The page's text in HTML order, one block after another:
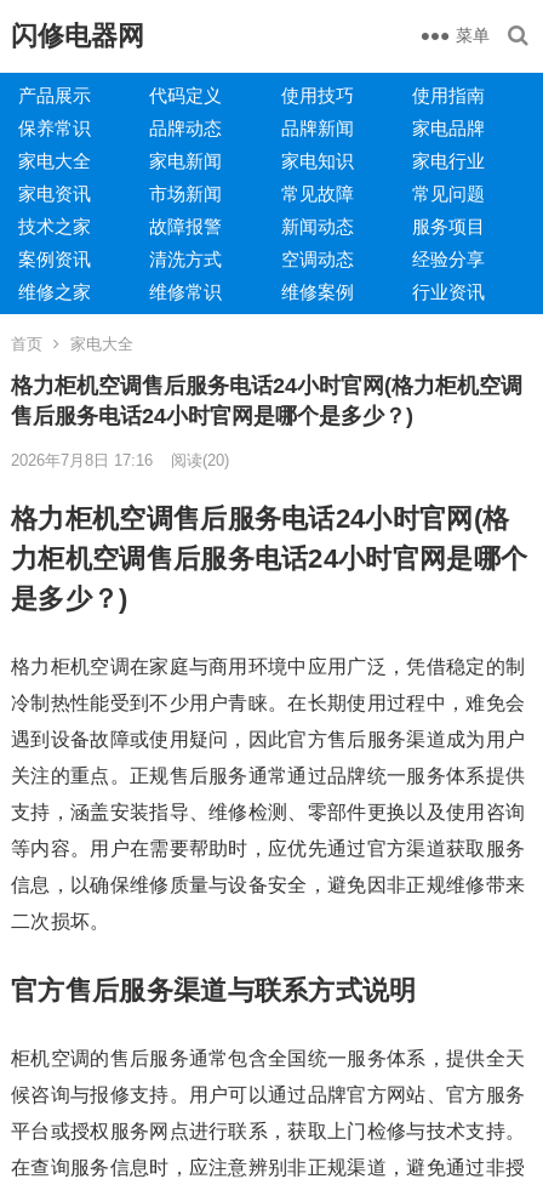
闪修电器网 菜单
产品展示 代码定义 使用技巧
使用指南
保养常识
品牌动态 品牌新闻
家电品牌
家电大全
家电新闻 家电知识
家电行业
家电资讯
市场新闻 常见故障
常见问题
技术之家
故障报警 新闻动态
服务项目
案例资讯
清洗方式 空调动态
经验分享
维修之家
维修常识 维修案例 行业资讯
首页 家电大全
格力柜机空调售后服务电话24小时官网(格力柜机空调
售后服务电话24小时官网是哪个是多少？)
2026年7月8日 17:16 阅读(20)
格力柜机空调售后服务电话24小时官网(格
力柜机空调售后服务电话24小时官网是哪个
是多少？)
格力柜机空调在家庭与商用环境中应用广泛，凭借稳定的制
冷制热性能受到不少用户青睐。在长期使用过程中，难免会
遇到设备故障或使用疑问，因此官方售后服务渠道成为用户
关注的重点。正规售后服务通常通过品牌统一服务体系提供
支持，涵盖安装指导、维修检测、零部件更换以及使用咨询
等内容。用户在需要帮助时，应优先通过官方渠道获取服务
信息，以确保维修质量与设备安全，避免因非正规维修带来
二次损坏。
官方售后服务渠道与联系方式说明
柜机空调的售后服务通常包含全国统一服务体系，提供全天
候咨询与报修支持。用户可以通过品牌官方网站、官方服务
平台或授权服务网点进行联系，获取上门检修与技术支持。
在查询服务信息时，应注意辨别非正规渠道，避免通过非授